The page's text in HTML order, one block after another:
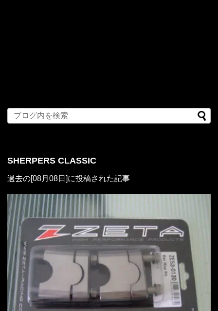
SHERPERS CLASSIC
過去の[08月08日]に投稿された記事